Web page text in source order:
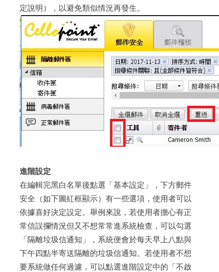
定說明），以避免類似情況再發生。
進階設定
在編輯完黑白名單後點選「基本設定」，下方郵件
安全（如下圖紅框顯示）有一些選項，使用者可以
依據喜好決定設定。舉例來說，若使用者擔心有正
常信誤攔情況但又不想常常進系統檢查，可以勾選
「隔離垃圾信通知」，系統便會於每天早上八點與
下午四點半寄送隔離的垃圾信通知。若使用者不想
要系統做任何過濾，可以點選進階設定中的「不啟